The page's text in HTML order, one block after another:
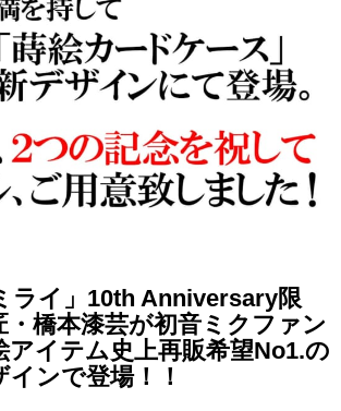
ライ」10th Anniversary限
・橋本漆芸が初音ミクファン
アイテム史上再販希望No1.の
ンで登場！！